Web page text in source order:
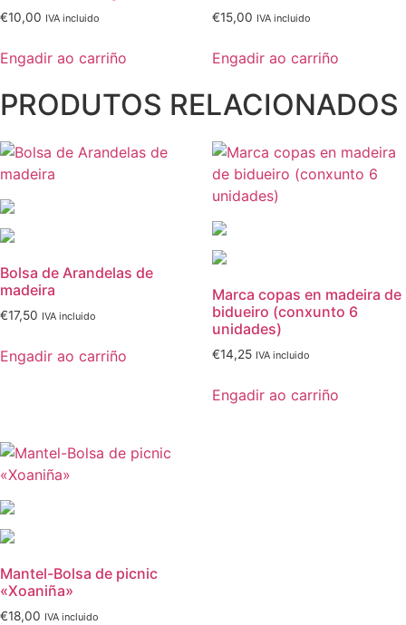
€10,00 IVA incluido
Engadir ao carriño
€15,00 IVA incluido
Engadir ao carriño
PRODUTOS RELACIONADOS
Bolsa de Arandelas de
madeira
€17,50 IVA incluido
Engadir ao carriño
Marca copas en madeira de
bidueiro (conxunto 6
unidades)
€14,25 IVA incluido
Engadir ao carriño
Mantel-Bolsa de picnic
«Xoaniña»
€18,00 IVA incluido